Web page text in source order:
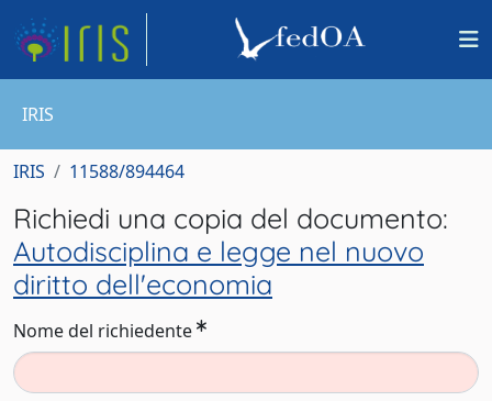
IRIS
IRIS 11588/894464
Richiedi una copia del documento:
Autodisciplina e legge nel nuovo
diritto dell'economia
Nome del richiedente